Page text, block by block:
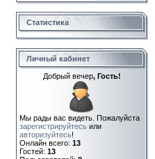
Статистика
Личный кабинет
Добрый вечер, Гость!
Мы рады вас видеть. Пожалуйста
зарегистрируйтесь или
авторизуйтесь!
Онлайн всего: 13
Гостей: 13